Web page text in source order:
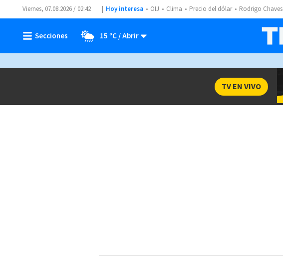
Viernes, 07.08.2026 / 02:42 Hoy interesa OIJ Clima Precio del dólar Rodrigo Chaves
15 ºC
TV EN VIVO